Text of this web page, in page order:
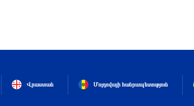
Վրաստան Մոլդովայի հանրապետություն